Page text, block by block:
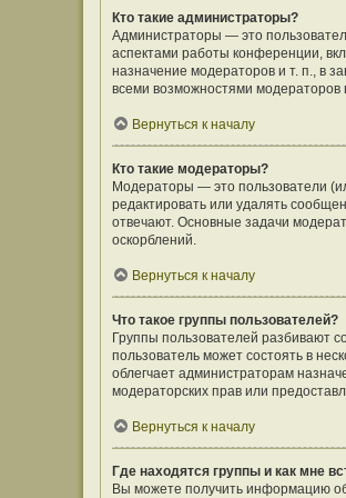
Кто такие администраторы?
Администраторы — это
аспектами работы конференции,
назначение модераторов и т. п., в
всеми возможностями модераторов
Вернуться к началу
Кто такие модераторы?
Модераторы — это пользователи
редактировать или удалять
отвечают. Основные задачи
оскорблений.
Вернуться к началу
Что такое группы пользователей?
Группы пользователей разбивают
пользователь может состоять в
облегчает администраторам
модераторских прав или
Вернуться к началу
Где находятся группы и как мне
Вы можете получить информацию